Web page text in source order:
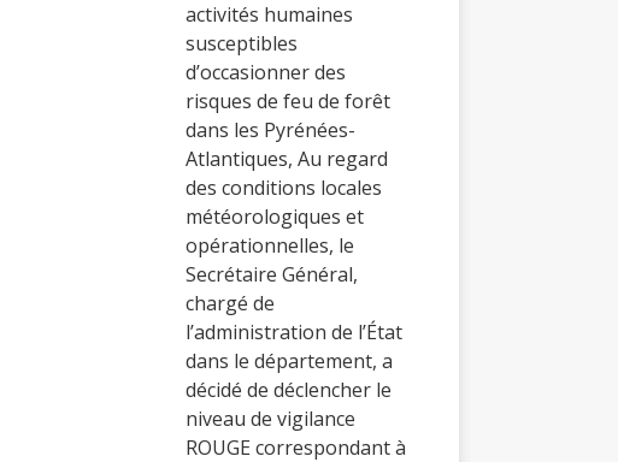
activités humaines
susceptibles
d’occasionner des
risques de feu de forêt
dans les Pyrénées-
Atlantiques, Au regard
des conditions locales
météorologiques et
opérationnelles, le
Secrétaire Général,
chargé de
l’administration de l’État
dans le département, a
décidé de déclencher le
niveau de vigilance
ROUGE correspondant à